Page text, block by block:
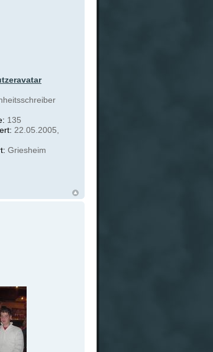
135
22.05.2005,
Griesheim